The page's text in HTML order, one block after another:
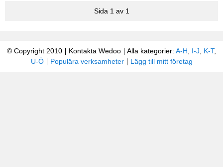
Sida 1 av 1
© Copyright 2010 Kontakta Wedoo Alla kategorier: A-H I-J K-T,
U-Ö
Populära verksamheter Lägg till mitt företag